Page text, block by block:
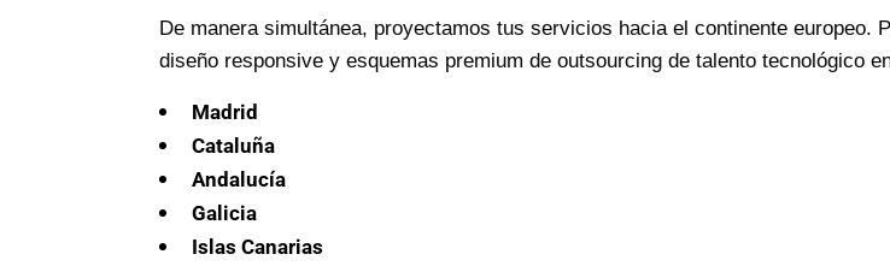
De manera simultánea, proyectamos tus servicios hacia el continente europeo.
diseño responsive y esquemas premium de outsourcing de talento tecnológico
Madrid
Cataluña
Andalucía
Galicia
Islas Canarias